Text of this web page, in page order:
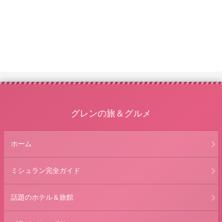
グレンの旅＆グルメ
ホーム
ミシュラン完全ガイド
話題のホテル＆旅館